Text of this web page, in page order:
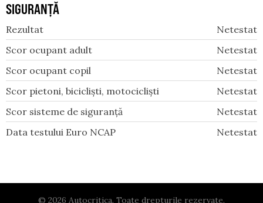
SIGURANȚĂ
Rezultat
Netestat
Scor ocupant adult
Netestat
Scor ocupant copil
Netestat
Scor pietoni, bicicliști, motocicliști
Netestat
Scor sisteme de siguranță
Netestat
Data testului Euro NCAP
Netestat
© 2026 Autocritica. Toate drepturile rezervate.